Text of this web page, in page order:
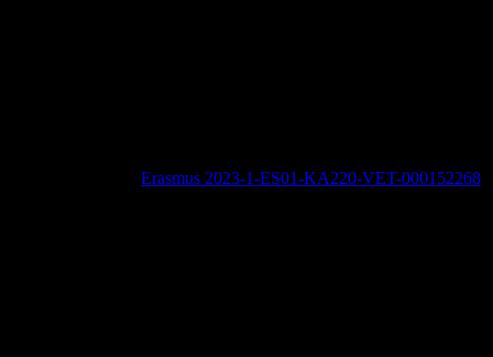
Erasmus 2023-1-ES01-KA220-VET-000152268